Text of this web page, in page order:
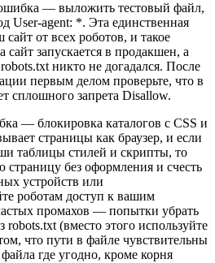
— выложить тестовый файл,
User-agent: *. Эта единственная
сайт от всех роботов, и такое
сайт запускается в продакшен, а
никто не догадался. После
первым делом проверьте, что в
сплошного запрета Disallow.
— блокировка каталогов с CSS и
страницы как браузер, и если
таблицы стилей и скрипты, то
без оформления и счесть
устройств или
роботам доступ к вашим
промахов — попытки убрать
robots.txt (вместо этого используйте
что пути в файле чувствительны
где угодно, кроме корня